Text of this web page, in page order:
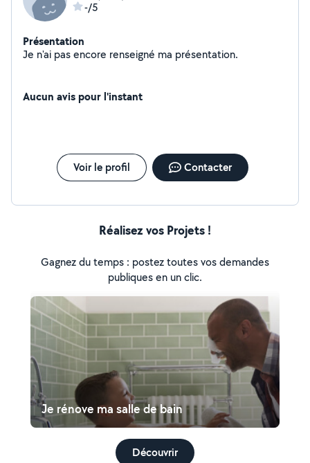
-/5
Présentation
Je n'ai pas encore renseigné ma présentation.
Aucun avis pour l'instant
Voir le profil Contacter
Réalisez vos Projets !
Gagnez du temps : postez toutes vos demandes
publiques en un clic.
Je rénove ma salle de bain
Découvrir